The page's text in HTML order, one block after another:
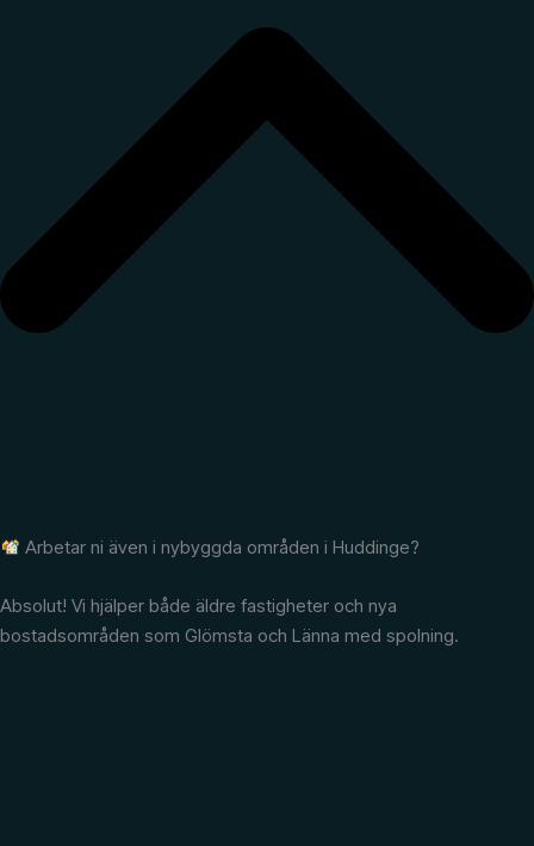
Arbetar ni även i nybyggda områden i Huddinge?
Absolut! Vi hjälper både äldre fastigheter och nya
bostadsområden som Glömsta och Länna med spolning.